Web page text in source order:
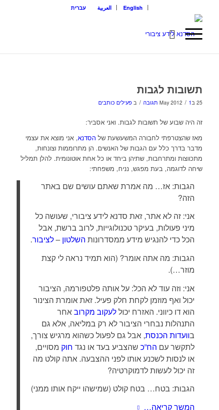
English العربية עברית
תשובות לגבות
25 בMay 2012 / 1 תגובה / ב פעילים כותבים
זה היה שבוע של תשובות לגבות. ואני אסביר:
מאז שהצטרפתי לחבורה המשעשעת של הסדנא, אני מוצא את עצמי
מדבר בדרך כלל עם הגבות של האנשים. הן מתרוממות וצונחות,
מתכווצות ומתרחבות, שתיהן ביחד או כל אחת אוטונומית. להלן תמליל
שיחה לדוגמה, בעת מפגש, נניח, משפחתי:
הגבות: אז… מה אמרת שאתם עושים שם באתר
הזה?
אני: זה לא אתר, זאת סדנא לידע ציבורי, שעושה כל
מיני פעולות, בעיקר טכנולוגייות, לרוב ברשת, אבל
הכל כדי להנגיש מידע ממסדרונות השלטון –לציבור.
הגבות: מה אתה אומר? (הוא תמיד נראה לי קצת
מוזר…).
אני: וזה עוד לא הכל: על אותה פלטפורמה, הציבור
יכול ואף מוזמן לקחת חלק פעיל. זאת אומרת הצינור
הוא דו כיווני. האזרח יכוללעקוב מקרובאחר
התנהלות נבחרי הציבור לא רק במליאה, אלא גם
בוועדות הכנסת, אבל גם לפעול כשהוא מרגיש צורך,
לתקשר עם הח”כשהצביע בעד או נגד חוק מסויים,
או לנסות לשכנע אותו לפני ההצבעה. אתה קולט מה
זה יכול לעשות לדמוקרטיה?
הגבות: בטח… בטח קולט (שמישהו ייקח אותו ממני)
המשך קריאה…